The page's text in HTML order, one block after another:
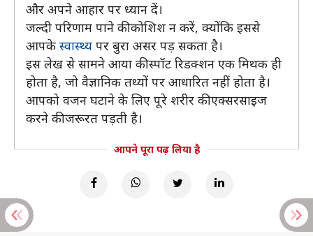
और अपने आहार पर ध्यान दें।
जल्दी परिणाम पाने की कोशिश न करें, क्योंकि इससे
आपके स्वास्थ्य पर बुरा असर पड़ सकता है।
इस लेख से सामने आया की स्पॉट रिडक्शन एक मिथक ही
होता है, जो वैज्ञानिक तथ्यों पर आधारित नहीं होता है।
आपको वजन घटाने के लिए पूरे शरीर की एक्सरसाइज
करने की जरूरत पड़ती है।
आपने पूरा पढ़ लिया है